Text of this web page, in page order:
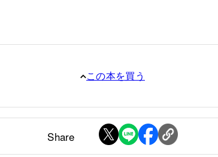
この本を買う
Share